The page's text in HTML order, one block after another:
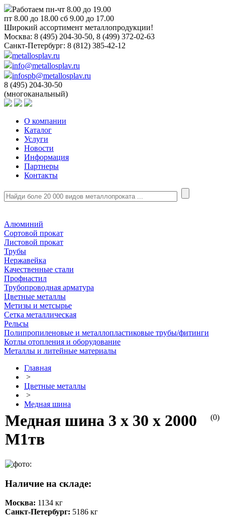
Работаем пн-чт 8.00 до 19.00
пт 8.00 до 18.00 сб 9.00 до 17.00
Широкий ассортимент металлопродукции!
Москва: 8 (495) 204-30-50, 8 (499) 372-02-63
Санкт-Петербург: 8 (812) 385-42-12
metallosplav.ru
info@metallosplav.ru
infospb@metallosplav.ru
8 (495) 204-30-50
(многоканальный)
О компании
Каталог
Услуги
Новости
Информация
Партнеры
Контакты
Алюминий
Сортовой прокат
Листовой прокат
Трубы
Нержавейка
Качественные стали
Профнастил
Трубопроводная арматура
Цветные металлы
Метизы и метсырье
Сетка металлическая
Рельсы
Полипропиленовые и металлопластиковые трубы/фитинги
Котлы отопления и оборудование
Металлы и литейные материалы
Главная
>
Цветные металлы
>
Медная шина
(0)
Медная шина 3 х 30 х 2000
М1тв
Наличие на складе:
Москва: 1134 кг
Санкт-Петербург: 5186 кг